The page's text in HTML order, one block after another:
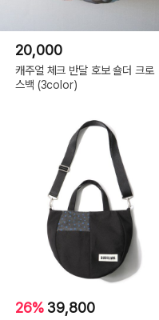
20,000
캐주얼 체크 반달 호보 숄더 크로
스백 (3color)
26% 39,800